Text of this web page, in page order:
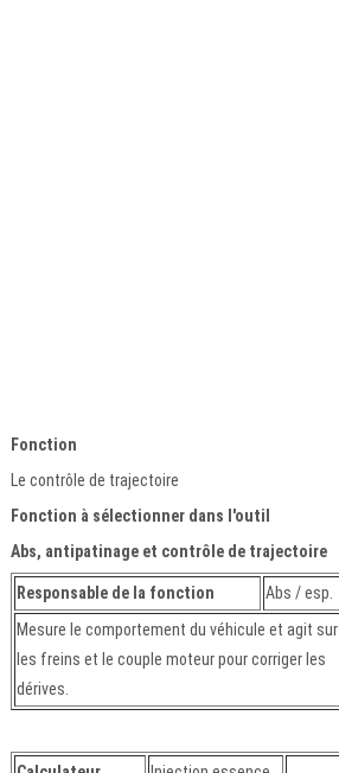
Fonction
Le contrôle de trajectoire
Fonction à sélectionner dans l'outil
Abs, antipatinage et contrôle de trajectoire
Responsable de la fonction
Abs / esp.
Mesure le comportement du véhicule et agit sur
les freins et le couple moteur pour corriger les
dérives.